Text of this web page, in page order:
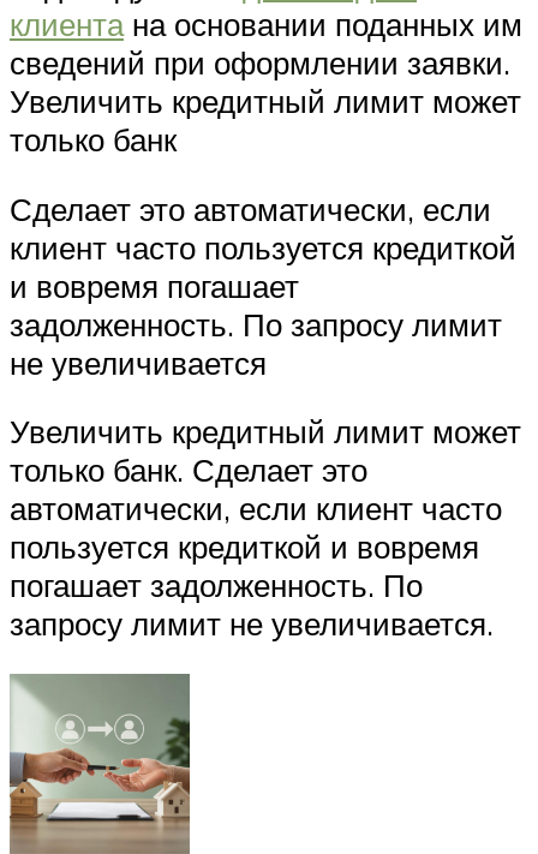
клиентана основании поданных им
сведений при оформлении заявки.
Увеличить кредитный лимит может
только банк
Сделает это автоматически, если
клиент часто пользуется кредиткой
и вовремя погашает
задолженность. По запросу лимит
не увеличивается
Увеличить кредитный лимит может
только банк. Сделает это
автоматически, если клиент часто
пользуется кредиткой и вовремя
погашает задолженность. По
запросу лимит не увеличивается.